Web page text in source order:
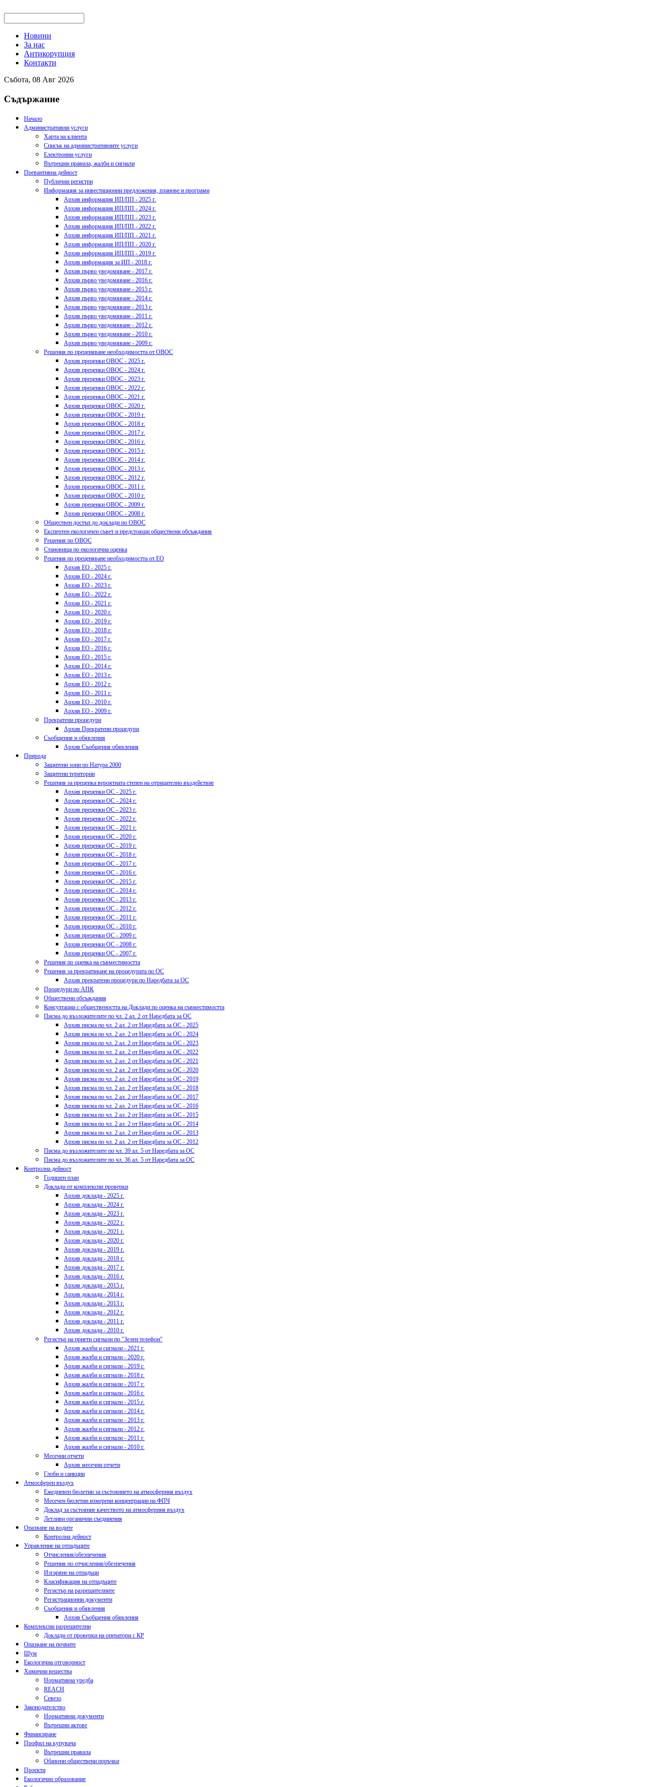
Новини
За нас
Антикорупция
Контакти
Събота, 08 Авг 2026
Съдържание
Начало
Административни услуги
Харта на клиента
Списък на административните услуги
Електронни услуги
Вътрешни правила, жалби и сигнали
Превантивна дейност
Публични регистри
Информация за инвестиционни предложения, планове и програми
Архив информация ИП/ПП - 2025 г.
Архив информация ИП/ПП - 2024 г.
Архив информация ИП/ПП - 2023 г.
Архив информация ИП/ПП - 2022 г.
Архив информация ИП/ПП - 2021 г.
Архив информация ИП/ПП - 2020 г.
Архив информация ИП/ПП - 2019 г.
Архив информация за ИП - 2018 г.
Архив първо уведомяване - 2017 г.
Архив първо уведомяване - 2016 г.
Архив първо уведомяване - 2015 г.
Архив първо уведомяване - 2014 г.
Архив първо уведомяване - 2013 г.
Архив първо уведомяване - 2011 г.
Архив първо уведомяване - 2012 г.
Архив първо уведомяване - 2010 г.
Архив първо уведомяване - 2009 г.
Решения по преценяване необходимостта от ОВОС
Архив преценки ОВОС - 2025 г.
Архив преценки ОВОС - 2024 г.
Архив преценки ОВОС - 2023 г.
Архив преценки ОВОС - 2022 г.
Архив преценки ОВОС - 2021 г.
Архив преценки ОВОС - 2020 г.
Архив преценки ОВОС - 2019 г.
Архив преценки ОВОС - 2018 г.
Архив преценки ОВОС - 2017 г.
Архив преценки ОВОС - 2016 г.
Архив преценки ОВОС - 2015 г.
Архив преценки ОВОС - 2014 г.
Архив преценки ОВОС - 2013 г.
Архив преценки ОВОС - 2012 г.
Архив преценки ОВОС - 2011 г.
Архив преценки ОВОС - 2010 г.
Архив преценки ОВОС - 2009 г.
Архив преценки ОВОС - 2008 г.
Обществен достъп до доклади по ОВОС
Експертен екологичен съвет и предстоящи обществени обсъждания
Решения по ОВОС
Становища по екологична оценка
Решения по преценяване необходимостта от ЕО
Архив ЕО - 2025 г.
Архив ЕО - 2024 г.
Архив ЕО - 2023 г.
Архив ЕО - 2022 г.
Архив ЕО - 2021 г.
Архив ЕО - 2020 г.
Архив ЕО - 2019 г.
Архив ЕО - 2018 г.
Архив ЕО - 2017 г.
Архив ЕО - 2016 г.
Архив ЕО - 2015 г.
Архив ЕО - 2014 г.
Архив ЕО - 2013 г.
Архив ЕО - 2012 г.
Архив ЕО - 2011 г.
Архив ЕО - 2010 г.
Архив ЕО - 2009 г.
Прекратени процедури
Архив Прекратени процедури
Съобщения и обявления
Архив Съобщения обявления
Природа
Защитени зони по Натура 2000
Защитени територии
Решения за преценка вероятната степен на отрицателно въздействие
Архив преценки ОС - 2025 г.
Архив преценки ОС - 2024 г.
Архив преценки ОС - 2023 г.
Архив преценки ОС - 2022 г.
Архив преценки ОС - 2021 г.
Архив преценки ОС - 2020 г.
Архив преценки ОС - 2019 г.
Архив преценки ОС - 2018 г.
Архив преценки ОС - 2017 г.
Архив преценки ОС - 2016 г.
Архив преценки ОС - 2015 г.
Архив преценки ОС - 2014 г.
Архив преценки ОС - 2013 г.
Архив преценки ОС - 2012 г.
Архив преценки ОС - 2011 г.
Архив преценки ОС - 2010 г.
Архив преценки ОС - 2009 г.
Архив преценки ОС - 2008 г.
Архив преценки ОС - 2007 г.
Решения по оценка на съвместимостта
Решения за прекратяване на процедурата по ОС
Архив прекратени процедури по Наредбата за ОС
Процедури по АПК
Обществени обсъждания
Консултации с обществеността на Доклади по оценка на съвместимостта
Писма до възложителите по чл. 2 ал. 2 от Наредбата за ОС
Архив писма по чл. 2 ал. 2 от Наредбата за ОС - 2025
Архив писма по чл. 2 ал. 2 от Наредбата за ОС - 2024
Архив писма по чл. 2 ал. 2 от Наредбата за ОС - 2023
Архив писма по чл. 2 ал. 2 от Наредбата за ОС - 2022
Архив писма по чл. 2 ал. 2 от Наредбата за ОС - 2021
Архив писма по чл. 2 ал. 2 от Наредбата за ОС - 2020
Архив писма по чл. 2 ал. 2 от Наредбата за ОС - 2019
Архив писма по чл. 2 ал. 2 от Наредбата за ОС - 2018
Архив писма по чл. 2 ал. 2 от Наредбата за ОС - 2017
Архив писма по чл. 2 ал. 2 от Наредбата за ОС - 2016
Архив писма по чл. 2 ал. 2 от Наредбата за ОС - 2015
Архив писма по чл. 2 ал. 2 от Наредбата за ОС - 2014
Архив писма по чл. 2 ал. 2 от Наредбата за ОС - 2013
Архив писма по чл. 2 ал. 2 от Наредбата за ОС - 2012
Писма до възложителите по чл. 39 ал. 5 от Наредбата за ОС
Писма до възложителите по чл. 36 ал. 5 от Наредбата за ОС
Контролна дейност
Годишен план
Доклади от комплексни проверки
Архив доклади - 2025 г.
Архив доклади - 2024 г.
Архив доклади - 2023 г.
Архив доклади - 2022 г.
Архив доклади - 2021 г.
Архив доклади - 2020 г.
Архив доклади - 2019 г.
Архив доклади - 2018 г.
Архив доклади - 2017 г.
Архив доклади - 2016 г.
Архив доклади - 2015 г.
Архив доклади - 2014 г.
Архив доклади - 2013 г.
Архив доклади - 2012 г.
Архив доклади - 2011 г.
Архив доклади - 2010 г.
Регистър на приети сигнали по "Зелен телефон"
Архив жалби и сигнали - 2021 г.
Архив жалби и сигнали - 2020 г.
Архив жалби и сигнали - 2019 г.
Архив жалби и сигнали - 2018 г.
Архив жалби и сигнали - 2017 г.
Архив жалби и сигнали - 2016 г.
Архив жалби и сигнали - 2015 г.
Архив жалби и сигнали - 2014 г.
Архив жалби и сигнали - 2013 г.
Архив жалби и сигнали - 2012 г.
Архив жалби и сигнали - 2011 г.
Архив жалби и сигнали - 2010 г.
Месечни отчети
Архив месечни отчети
Глоби и санкции
Атмосферен въздух
Ежедневен бюлетин за състоянието на атмосферния въздух
Месечен бюлетин измерени концентрации на ФПЧ
Доклад за състояние качеството на атмосферния въздух
Летливи органични съединения
Опазване на водите
Контролна дейност
Управление на отпадъците
Отчисления/обезпечения
Решения по отчисления/обезпечения
Изгаряне на отпадъци
Класификация на отпадъците
Регистър на разрешителните
Регистрационни документи
Съобщения и обявления
Архив Съобщения обявления
Комплексни разрешителни
Доклади от проверки на оператори с КР
Опазване на почвите
Шум
Екологична отговорност
Химични вещества
Нормативна уредба
REACH
Севезо
Законодателство
Нормативни документи
Вътрешни актове
Финансиране
Профил на купувача
Вътрешни правила
Обявени обществени поръчки
Проекти
Екологично образование